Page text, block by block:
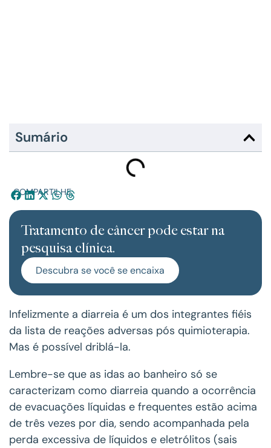
Sumário
COMPARTILHE:
Tratamento de câncer pode estar na
pesquisa clínica.
Descubra se você se encaixa
Infelizmente a diarreia é um dos integrantes fiéis
da lista de reações adversas pós quimioterapia.
Mas é possível driblá-la.
Lembre-se que as idas ao banheiro só se
caracterizam como diarreia quando a ocorrência
de evacuações líquidas e frequentes estão acima
de três vezes por dia, sendo acompanhada pela
perda excessiva de líquidos e eletrólitos (sais